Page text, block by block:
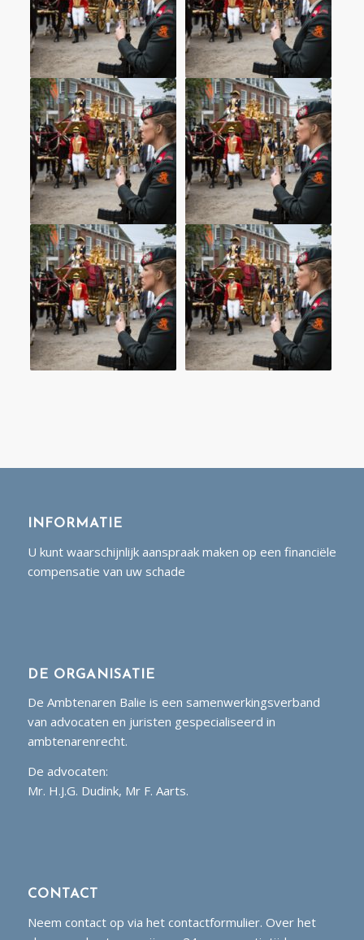
INFORMATIE
U kunt waarschijnlijk aanspraak maken op een financiële
compensatie van uw schade
DE ORGANISATIE
De Ambtenaren Balie is een samenwerkingsverband
van advocaten en juristen gespecialiseerd in
ambtenarenrecht.
De advocaten:
Mr. H.J.G. Dudink, Mr F. Aarts.
CONTACT
Neem contact op via het contactformulier. Over het